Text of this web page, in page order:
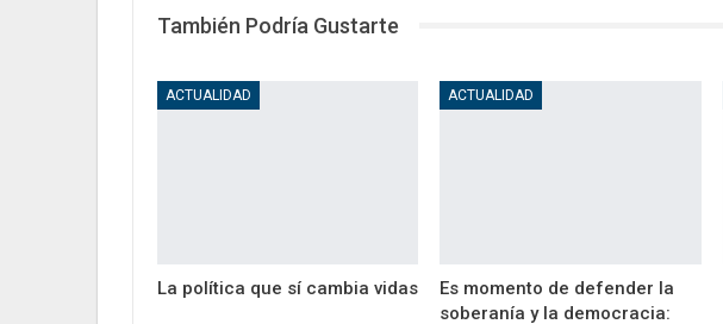
También Podría Gustarte
ACTUALIDAD
La política que sí cambia vidas
ACTUALIDAD
Es momento de defender la
soberanía y la democracia: